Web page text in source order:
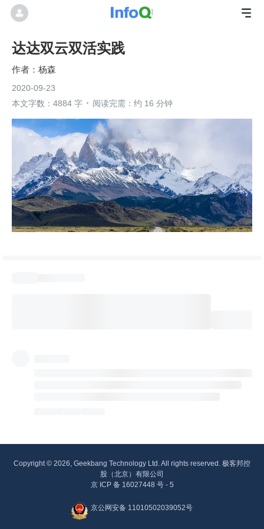
达达双云双活实践
杨森
2020-09-23
本文字数：4884 字
阅读完需：约 16 分钟
Copyright © 2026, Geekbang Technology Ltd. All rights reserved. 极客邦控
股（北京）有限公司
京 ICP 备 16027448 号 - 5
京公网安备 11010502039052号